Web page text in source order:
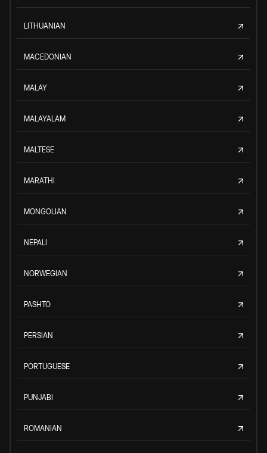
LITHUANIAN
MACEDONIAN
MALAY
MALAYALAM
MALTESE
MARATHI
MONGOLIAN
NEPALI
NORWEGIAN
PASHTO
PERSIAN
PORTUGUESE
PUNJABI
ROMANIAN